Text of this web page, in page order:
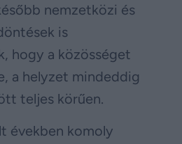
nemzetközi és
is
hogy a közösséget
a helyzet mindeddig
teljes körűen.
években komoly